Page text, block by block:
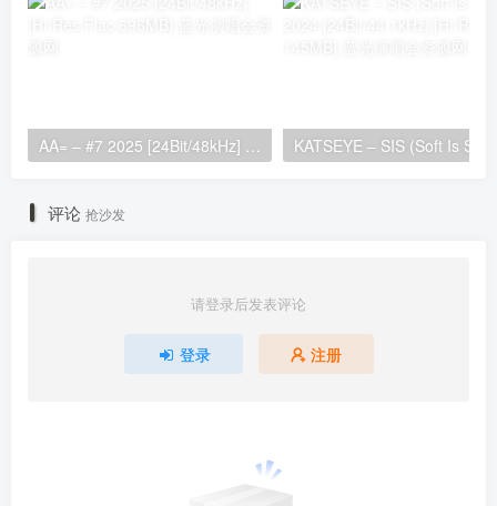
AA= – #7 2025 [24Bit/48kHz] [Hi-Res Flac 696MB]
评论 抢沙发
请登录后发表评论
登录 注册